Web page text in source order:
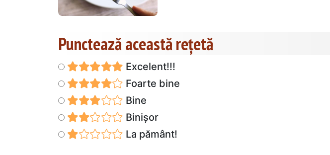
Punctează această reţetă
Excelent!!!
Foarte bine
Bine
Binișor
La pământ!